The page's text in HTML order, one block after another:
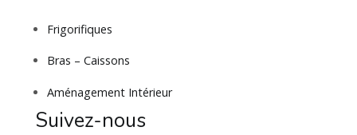
Frigorifiques
Bras – Caissons
Aménagement Intérieur
Suivez-nous